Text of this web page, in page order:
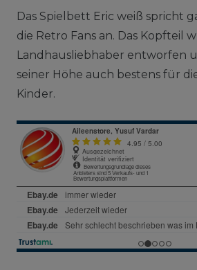
Das Spielbett Eric weiß spricht
die Retro Fans an. Das Kopfteil
Landhausliebhaber entworfen
seiner Höhe auch bestens für
Kinder.